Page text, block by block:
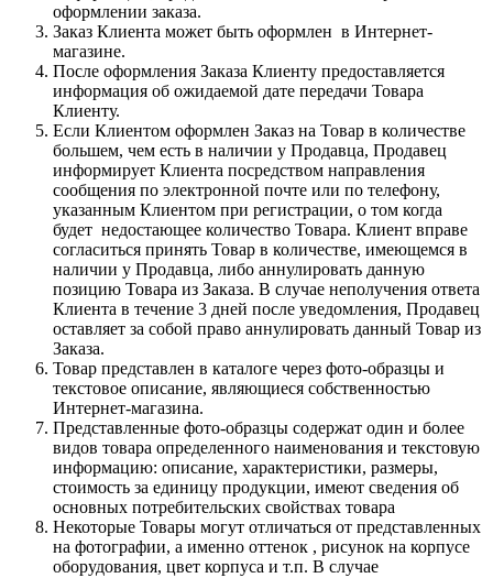
оформлении заказа.
Заказ Клиента может быть оформлен в Интернет-
магазине.
После оформления Заказа Клиенту предоставляется
информация об ожидаемой дате передачи Товара
Клиенту.
Если Клиентом оформлен Заказ на Товар в количестве
большем, чем есть в наличии у Продавца, Продавец
информирует Клиента посредством направления
сообщения по электронной почте или по телефону,
указанным Клиентом при регистрации, о том когда
будет недостающее количество Товара. Клиент вправе
согласиться принять Товар в количестве, имеющемся в
наличии у Продавца, либо аннулировать данную
позицию Товара из Заказа. В случае неполучения ответа
Клиента в течение 3 дней после уведомления, Продавец
оставляет за собой право аннулировать данный Товар из
Заказа.
Товар представлен в каталоге через фото-образцы и
текстовое описание, являющиеся собственностью
Интернет-магазина.
Представленные фото-образцы содержат один и более
видов товара определенного наименования и текстовую
информацию: описание, характеристики, размеры,
стоимость за единицу продукции, имеют сведения об
основных потребительских свойствах товара
Некоторые Товары могут отличаться от представленных
на фотографии, а именно оттенок , рисунок на корпусе
оборудования, цвет корпуса и т.п. В случае